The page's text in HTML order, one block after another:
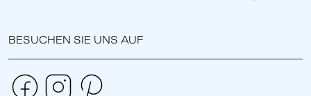
BESUCHEN SIE UNS AUF